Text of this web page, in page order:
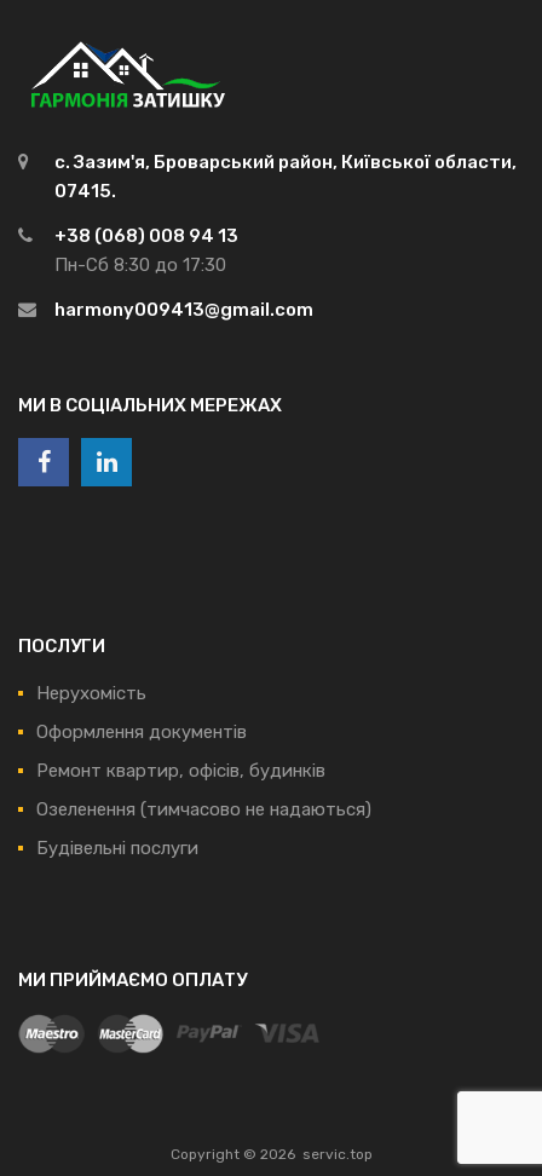
с. Зазим'я, Броварський район, Київської области,
07415.
+38 (068) 008 94 13
Пн-Сб 8:30 до 17:30
harmony009413@gmail.com
МИ В СОЦІАЛЬНИХ МЕРЕЖАХ
ПОСЛУГИ
Нерухомість
Оформлення документів
Ремонт квартир, офісів, будинків
Озеленення (тимчасово не надаються)
Будівельні послуги
МИ ПРИЙМАЄМО ОПЛАТУ
Copyright © 2026 servic.top